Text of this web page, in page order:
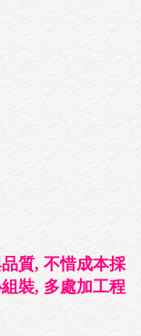
質, 不惜成本採
裝, 多處加工程